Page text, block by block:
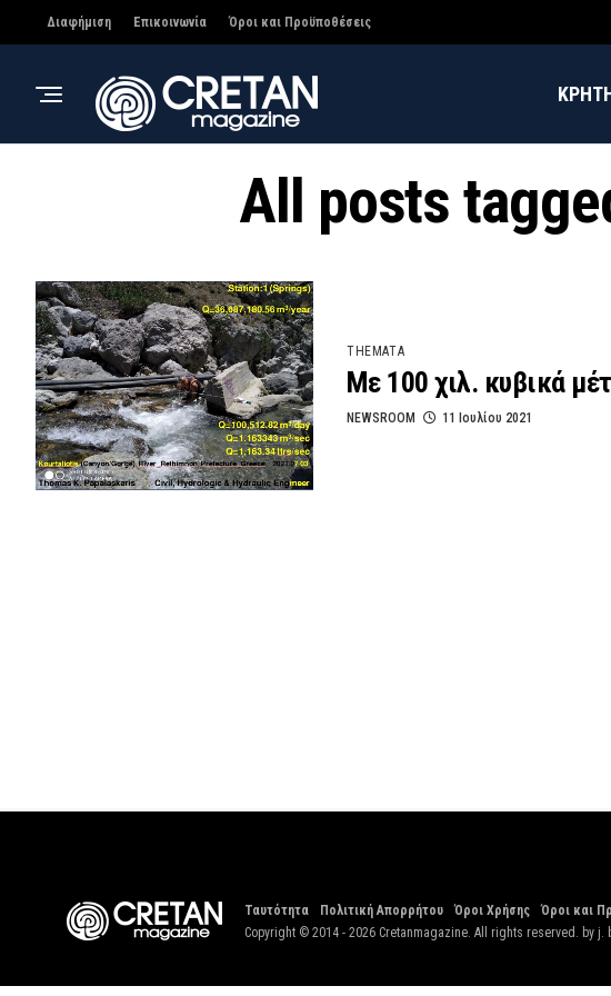
Διαφήμιση Επικοινωνία Όροι και Προϋποθέσεις
All posts
THEMATA
Με 100 χιλ. κυβικά
NEWSROOM 11 Ιουλίου 2021
Ταυτότητα Πολιτική Απορρήτου Όροι Χρήσης
Όροι και
Copyright © 2014 - 2026 Cretanmagazine. All rights reserved. by j.